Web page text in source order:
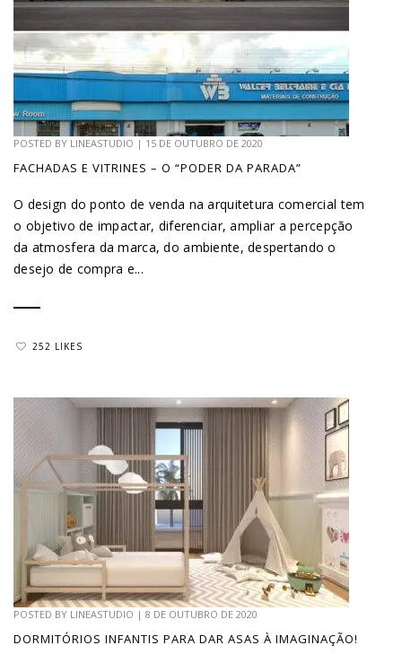
POSTED BY LINEASTUDIO | 15 DE OUTUBRO DE 2020
FACHADAS E VITRINES – O “PODER DA PARADA”
O design do ponto de venda na arquitetura comercial tem
o objetivo de impactar, diferenciar, ampliar a percepção
da atmosfera da marca, do ambiente, despertando o
desejo de compra e...
252 LIKES
POSTED BY LINEASTUDIO | 8 DE OUTUBRO DE 2020
DORMITÓRIOS INFANTIS PARA DAR ASAS À IMAGINAÇÃO!